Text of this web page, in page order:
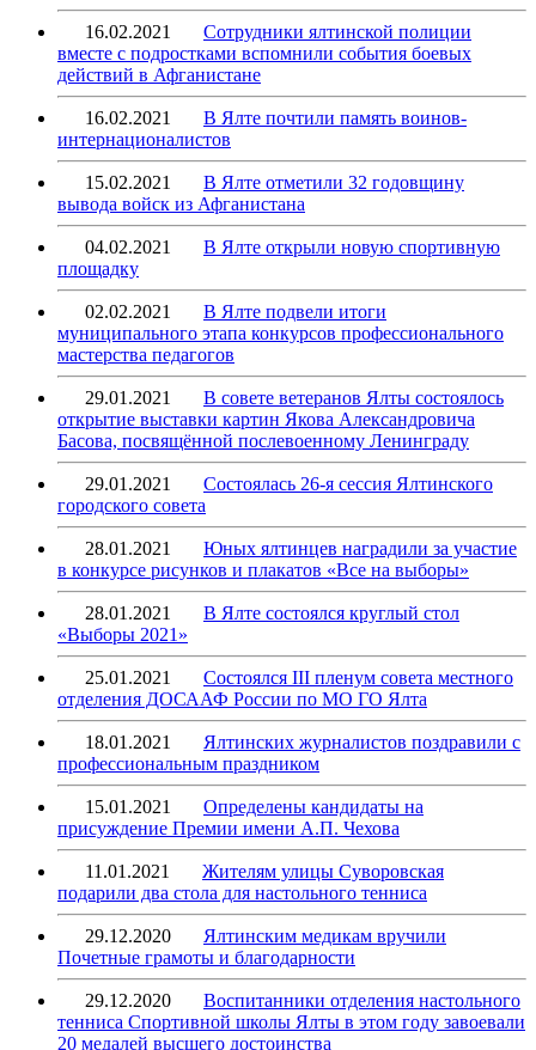
16.02.2021
Сотрудники ялтинской полиции
вместе с подростками вспомнили события боевых
действий в Афганистане
16.02.2021
В Ялте почтили память воинов-
интернационалистов
15.02.2021
В Ялте отметили 32 годовщину
вывода войск из Афганистана
04.02.2021
В Ялте открыли новую спортивную
площадку
02.02.2021
В Ялте подвели итоги
муниципального этапа конкурсов профессионального
мастерства педагогов
29.01.2021
В совете ветеранов Ялты состоялось
открытие выставки картин Якова Александровича
Басова, посвящённой послевоенному Ленинграду
29.01.2021
Состоялась 26-я сессия Ялтинского
городского совета
28.01.2021
Юных ялтинцев наградили за участие
в конкурсе рисунков и плакатов «Все на выборы»
28.01.2021
В Ялте состоялся круглый стол
«Выборы 2021»
25.01.2021
Состоялся III пленум совета местного
отделения ДОСААФ России по МО ГО Ялта
18.01.2021
Ялтинских журналистов поздравили с
профессиональным праздником
15.01.2021
Определены кандидаты на
присуждение Премии имени А.П. Чехова
11.01.2021
Жителям улицы Суворовская
подарили два стола для настольного тенниса
29.12.2020
Ялтинским медикам вручили
Почетные грамоты и благодарности
29.12.2020
Воспитанники отделения настольного
тенниса Спортивной школы Ялты в этом году завоевали
20 медалей высшего достоинства